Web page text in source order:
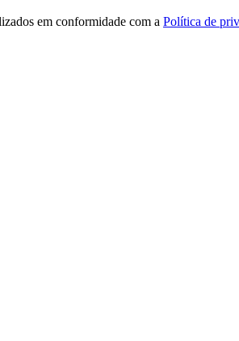
em conformidade com a Política de